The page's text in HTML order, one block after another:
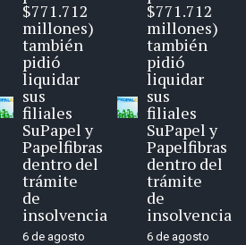
$771.712
millones)
también
pidió
liquidar
sus
filiales
SuPapel y
Papelfibras
dentro del
trámite
de
insolvencia
6 de agosto
$771.712
millones)
también
pidió
liquidar
sus
filiales
SuPapel y
Papelfibras
dentro del
trámite
de
insolvencia
6 de agosto